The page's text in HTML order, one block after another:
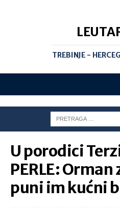
TREBINJE -
U porodici
PERLE: Orman
puni im kućni